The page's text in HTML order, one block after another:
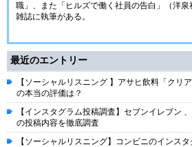
職」、また「ヒルズで働く社員の告白」（洋泉
雑誌に執筆がある。
最近のエントリー
【ソーシャルリスニング 】アサヒ飲料「クリ
の本当の評価は？
【インスタグラム投稿調査】セブンイレブン
の投稿内容を徹底調査
【ソーシャルリスニング】コンビニのインス